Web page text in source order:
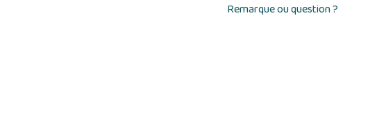
Remarque ou question ?